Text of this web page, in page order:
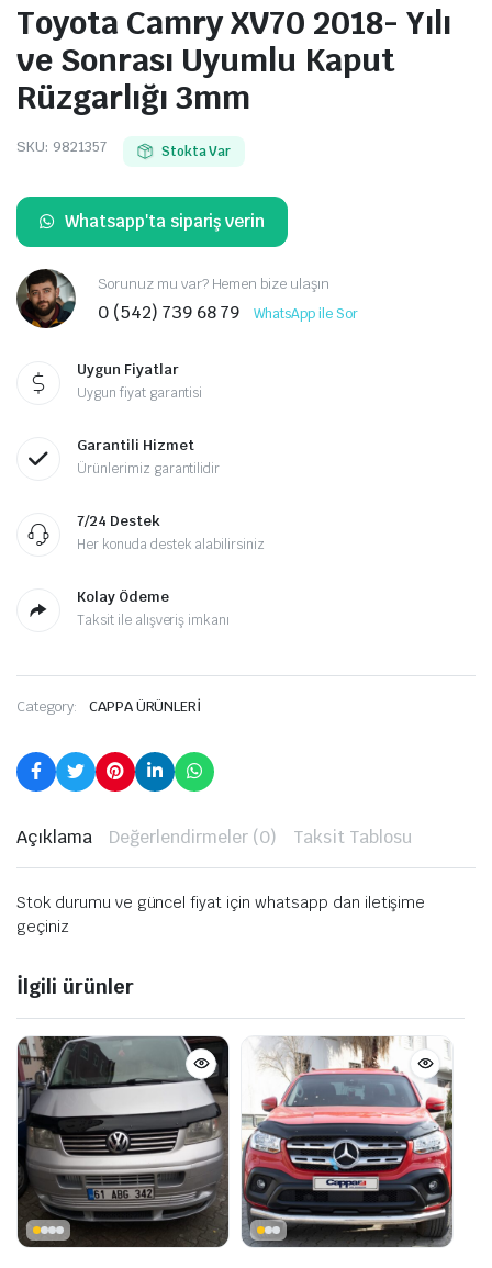
Toyota Camry XV70 2018- Yılı
ve Sonrası Uyumlu Kaput
Rüzgarlığı 3mm
SKU: 9821357 Stokta Var
Whatsapp'ta sipariş verin
Sorunuz mu var? Hemen bize ulaşın
0 (542) 739 68 79 WhatsApp ile Sor
Uygun Fiyatlar
Uygun fiyat garantisi
Garantili Hizmet
Ürünlerimiz garantilidir
7/24 Destek
Her konuda destek alabilirsiniz
Kolay Ödeme
Taksit ile alışveriş imkanı
Category: CAPPA ÜRÜNLERİ
Açıklama Değerlendirmeler (0) Taksit Tablosu
Stok durumu ve güncel fiyat için whatsapp dan iletişime
geçiniz
İlgili ürünler